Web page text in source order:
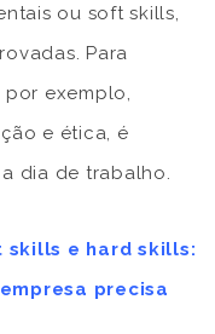
ou soft skills,
Para
exemplo,
e ética, é
dia de trabalho.
skills e hard skills:
precisa